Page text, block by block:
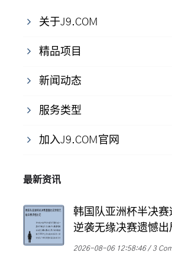
关于J9.COM
精品项目
新闻动态
服务类型
加入J9.COM官网
最新资讯
韩国队亚洲杯半决赛
逆袭无缘决赛遗憾出
2026-08-06 12:58:46 3